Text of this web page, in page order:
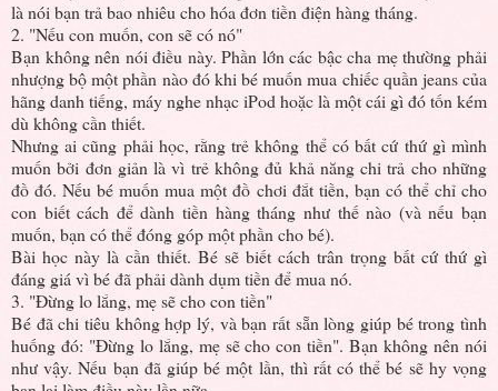
là nói bạn trả bao nhiêu cho hóa đơn tiền điện hàng tháng.
2. "Nếu con muốn, con sẽ có nó"
Bạn không nên nói điều này. Phần lớn các bậc cha mẹ thường phải
nhượng bộ một phần nào đó khi bé muốn mua chiếc quần jeans của
hãng danh tiếng, máy nghe nhạc iPod hoặc là một cái gì đó tốn kém
dù không cần thiết.
Nhưng ai cũng phải học, rằng trẻ không thể có bất cứ thứ gì mình
muốn bởi đơn giản là vì trẻ không đủ khả năng chi trả cho những
đồ đó. Nếu bé muốn mua một đồ chơi đắt tiền, bạn có thể chỉ cho
con biết cách để dành tiền hàng tháng như thế nào (và nếu bạn
muốn, bạn có thể đóng góp một phần cho bé).
Bài học này là cần thiết. Bé sẽ biết cách trân trọng bất cứ thứ gì
đáng giá vì bé đã phải dành dụm tiền để mua nó.
3. "Đừng lo lắng, mẹ sẽ cho con tiền"
Bé đã chi tiêu không hợp lý, và bạn rất sẵn lòng giúp bé trong tình
huống đó: "Đừng lo lắng, mẹ sẽ cho con tiền". Bạn không nên nói
như vậy. Nếu bạn đã giúp bé một lần, thì rất có thể bé sẽ hy vọng